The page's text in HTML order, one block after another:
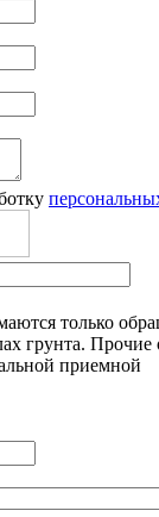
только
грунта.
приемной